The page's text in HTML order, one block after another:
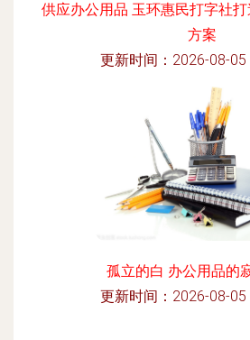
供应办公用品 玉环惠民打字社
方案
更新时间：2026-08-05
孤立的白 办公用品的
更新时间：2026-08-05